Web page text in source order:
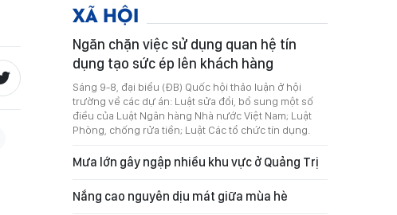
XÃ HỘI
Ngăn chặn việc sử dụng quan hệ tín
dụng tạo sức ép lên khách hàng
Sáng 9-8, đại biểu (ĐB) Quốc hội thảo luận ở hội
trường về các dự án: Luật sửa đổi, bổ sung một số
điều của Luật Ngân hàng Nhà nước Việt Nam; Luật
Phòng, chống rửa tiền; Luật Các tổ chức tín dụng.
Mưa lớn gây ngập nhiều khu vực ở Quảng Trị
Nắng cao nguyên dịu mát giữa mùa hè